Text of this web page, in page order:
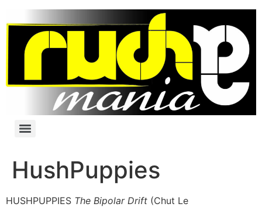
HushPuppies
HUSHPUPPIES The Bipolar Drift (Chut Le